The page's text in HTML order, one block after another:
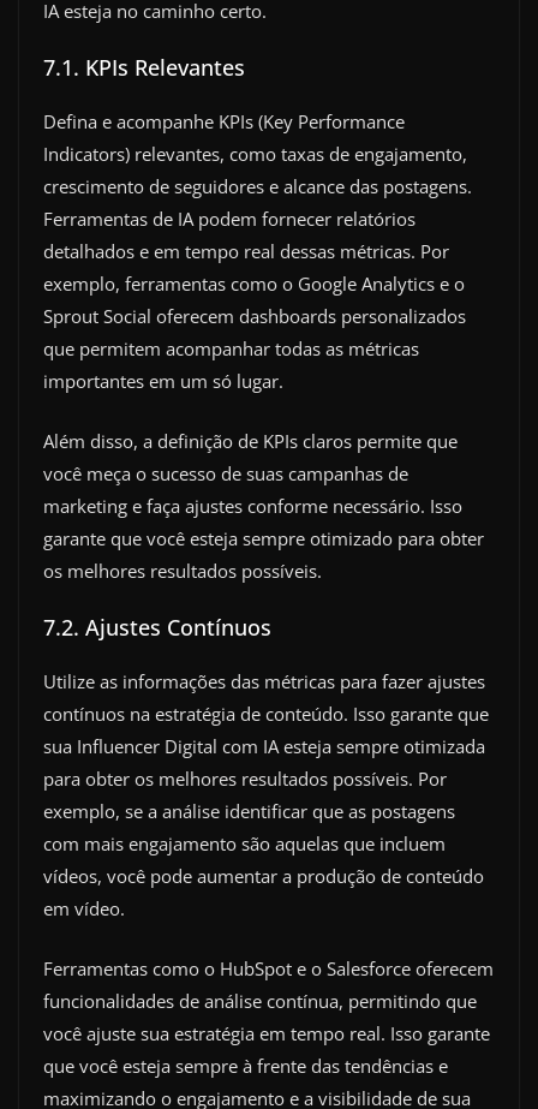
IA esteja no caminho certo.
7.1. KPIs Relevantes
Defina e acompanhe KPIs (Key Performance
Indicators) relevantes, como taxas de engajamento,
crescimento de seguidores e alcance das postagens.
Ferramentas de IA podem fornecer relatórios
detalhados e em tempo real dessas métricas. Por
exemplo, ferramentas como o Google Analytics e o
Sprout Social oferecem dashboards personalizados
que permitem acompanhar todas as métricas
importantes em um só lugar.
Além disso, a definição de KPIs claros permite que
você meça o sucesso de suas campanhas de
marketing e faça ajustes conforme necessário. Isso
garante que você esteja sempre otimizado para obter
os melhores resultados possíveis.
7.2. Ajustes Contínuos
Utilize as informações das métricas para fazer ajustes
contínuos na estratégia de conteúdo. Isso garante que
sua Influencer Digital com IA esteja sempre otimizada
para obter os melhores resultados possíveis. Por
exemplo, se a análise identificar que as postagens
com mais engajamento são aquelas que incluem
vídeos, você pode aumentar a produção de conteúdo
em vídeo.
Ferramentas como o HubSpot e o Salesforce oferecem
funcionalidades de análise contínua, permitindo que
você ajuste sua estratégia em tempo real. Isso garante
que você esteja sempre à frente das tendências e
maximizando o engajamento e a visibilidade de sua